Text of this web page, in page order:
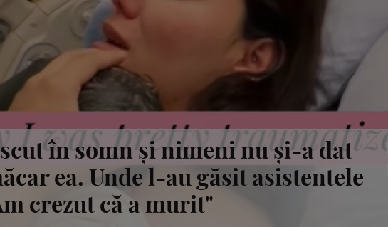
în somn și nimeni nu și-a dat
ea. Unde l-au găsit asistentele
crezut că a murit"